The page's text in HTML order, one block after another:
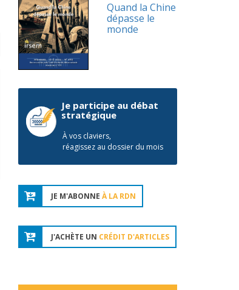
Quand la Chine
dépasse le
monde
Je participe au débat
stratégique
À vos claviers,
réagissez au dossier du mois
JE M'ABONNE À LA RDN
J'ACHÈTE UN CRÉDIT D'ARTICLES